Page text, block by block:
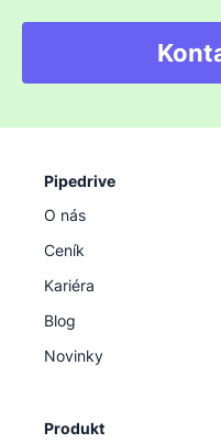
Pipedrive
O nás
Ceník
Kariéra
Blog
Novinky
Produkt